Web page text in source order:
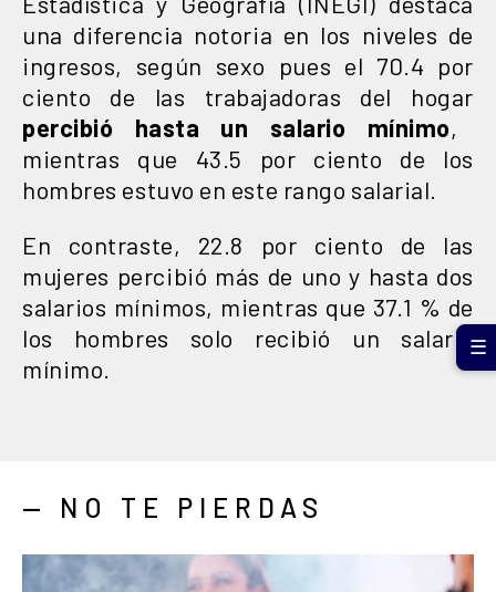
una diferencia notoria en los niveles de
ingresos, según sexo pues el 70.4 por
ciento de las trabajadoras del hogar
percibió hasta un salario mínimo,
mientras que 43.5 por ciento de los
hombres estuvo en este rango salarial.
En contraste, 22.8 por ciento de las
mujeres percibió más de uno y hasta dos
salarios mínimos, mientras que 37.1 % de
los hombres solo recibió un salario
mínimo.
— NO TE PIERDAS
☰